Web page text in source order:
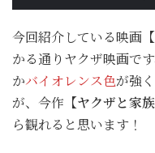
今回紹介している映画
かる通りヤクザ映画で
かバイオレンス色が強
が、今作 【ヤクザと家族
ら観れると思います！